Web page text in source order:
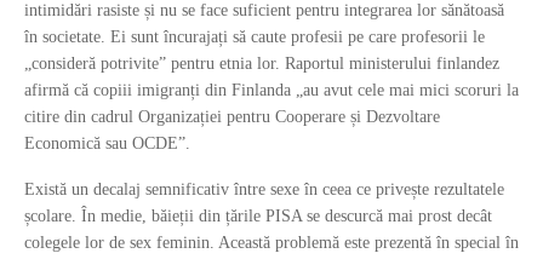
intimidări rasiste și nu se face suficient pentru integrarea lor sănătoasă
în societate. Ei sunt încurajați să caute profesii pe care profesorii le
„consideră potrivite” pentru etnia lor. Raportul ministerului finlandez
afirmă că copiii imigranți din Finlanda „au avut cele mai mici scoruri la
citire din cadrul Organizației pentru Cooperare și Dezvoltare
Economică sau OCDE”.
Există un decalaj semnificativ între sexe în ceea ce privește rezultatele
școlare. În medie, băieții din țările PISA se descurcă mai prost decât
colegele lor de sex feminin. Această problemă este prezentă în special în